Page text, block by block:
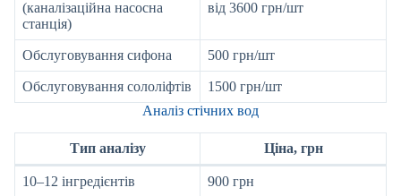
(каналізаційна насосна
станція)
від 3600 грн/шт
Обслуговування сифона 500 грн/шт
Обслуговування сололіфтів
1500 грн/шт
Аналіз стічних вод
Тип аналізу Ціна, грн
10–12 інгредієнтів 900 грн